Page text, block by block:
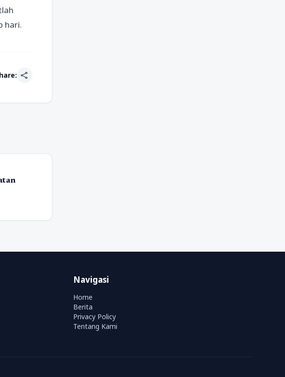
hari.
share
Navigasi
Home
Berita
Privacy Policy
Tentang Kami